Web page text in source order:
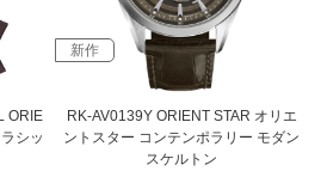
ORIE
シッ
新作
RK-AV0139Y ORIENT STAR オリエ
ントスター コンテンポラリー モダン
スケルトン